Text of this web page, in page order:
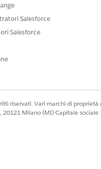
Salesforce
Salesforce
riservati. Vari marchi di
20121 Milano (MI) Capitale